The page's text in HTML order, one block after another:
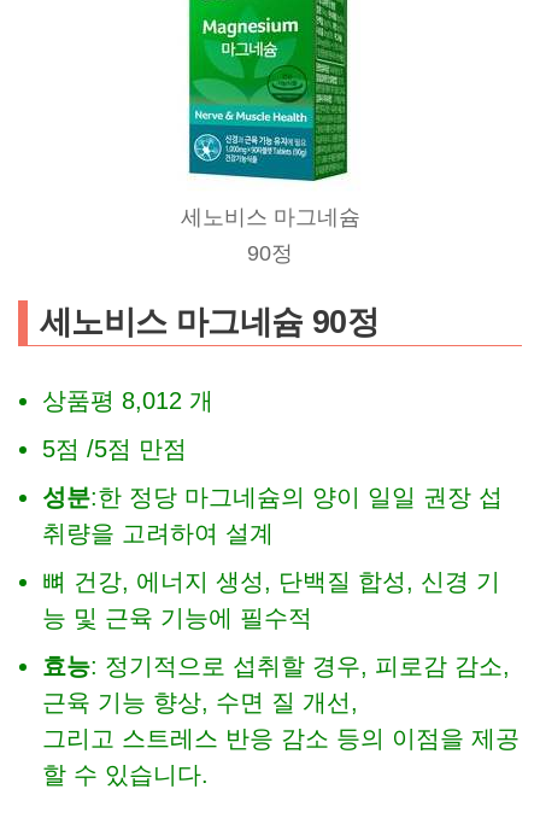
세노비스 마그네슘
90정
세노비스 마그네슘 90정
상품평 8,012 개
5점 /5점 만점
성분:한 정당 마그네슘의 양이 일일 권장 섭
취량을 고려하여 설계
뼈 건강, 에너지 생성, 단백질 합성, 신경 기
능 및 근육 기능에 필수적
효능: 정기적으로 섭취할 경우, 피로감 감소,
근육 기능 향상, 수면 질 개선,
그리고 스트레스 반응 감소 등의 이점을 제공
할 수 있습니다.